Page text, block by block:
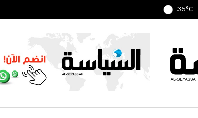
35°C